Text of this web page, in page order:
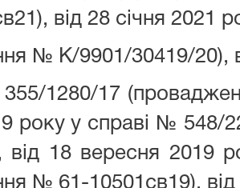
від 28 січня 2021
№ К/9901/30419/20),
1280/17
року у справі № 548/
від 18 вересня 2019
№ 61-10501св19), від